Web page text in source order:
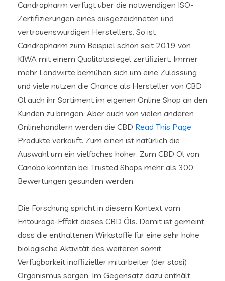
Candropharm verfügt über die notwendigen ISO-
Zertifizierungen eines ausgezeichneten und
vertrauenswürdigen Herstellers. So ist
Candropharm zum Beispiel schon seit 2019 von
KIWA mit einem Qualitätssiegel zertifiziert. Immer
mehr Landwirte bemühen sich um eine Zulassung
und viele nutzen die Chance als Hersteller von CBD
Öl auch ihr Sortiment im eigenen Online Shop an den
Kunden zu bringen. Aber auch von vielen anderen
Onlinehändlern werden die CBD Read This Page
Produkte verkauft. Zum einen ist natürlich die
Auswahl um ein vielfaches höher. Zum CBD Öl von
Canobo konnten bei Trusted Shops mehr als 300
Bewertungen gesunden werden.
Die Forschung spricht in diesem Kontext vom
Entourage-Effekt dieses CBD Öls. Damit ist gemeint,
dass die enthaltenen Wirkstoffe für eine sehr hohe
biologische Aktivität des weiteren somit
Verfügbarkeit inoffizieller mitarbeiter (der stasi)
Organismus sorgen. Im Gegensatz dazu enthält